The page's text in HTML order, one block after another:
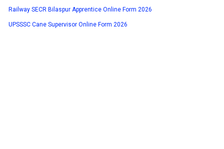
Railway SECR Bilaspur Apprentice Online Form 2026
UPSSSC Cane Supervisor Online Form 2026